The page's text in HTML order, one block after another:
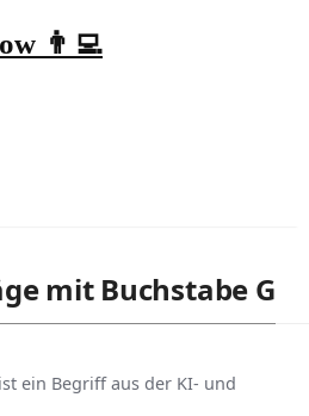
👨‍💻
mit Buchstabe G
ein Begriff aus der KI- und